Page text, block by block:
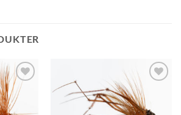
Add to
wishlist
Add to
wishlist